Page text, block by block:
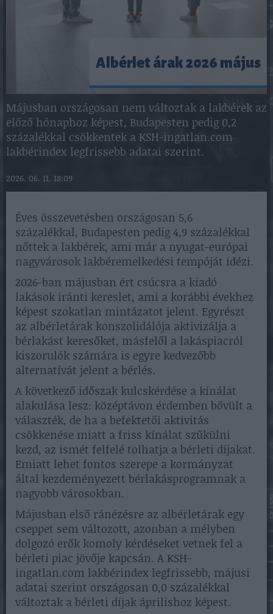
Albérlet árak 2026 május
Májusban országosan nem változtak a lakbérek az
előző hónaphoz képest, Budapesten pedig 0,2
százalékkal csökkentek a KSH-ingatlan.com
lakbérindex legfrissebb adatai szerint.
2026. 06. 11. 18:09
Éves összevetésben országosan 5,6
százalékkal, Budapesten pedig 4,9 százalékkal
nőttek a lakbérek, ami már a nyugat-európai
nagyvárosok lakbéremelkedési tempóját idézi.
2026-ban májusban ért csúcsra a kiadó
lakások iránti kereslet, ami a korábbi évekhez
képest szokatlan mintázatot jelent. Egyrészt
az albérletárak konszolidálója aktivizálja a
bérlakást keresőket, másfelől a lakáspiacról
kiszorulók számára is egyre kedvezőbb
alternatívát jelent a bérlés.
A következő időszak kulcskérdése a kínálat
alakulása lesz: középtávon érdemben bővült a
választék, de ha a befektetői aktivitás
csökkenése miatt a friss kínálat szűkülni
kezd, az ismét felfelé tolhatja a bérleti díjakat.
Emiatt lehet fontos szerepe a kormányzat
által kezdeményezett bérlakásprogramnak a
nagyobb városokban.
Májusban első ránézésre az albérletárak egy
cseppet sem változott, azonban a mélyben
dolgozó erők komoly kérdéseket vetnek fel a
bérleti piac jövője kapcsán. A KSH-
ingatlan.com lakbérindex legfrissebb, májusi
adatai szerint országosan 0,0 százalékkal
változtak a bérleti díjak áprilishoz képest.